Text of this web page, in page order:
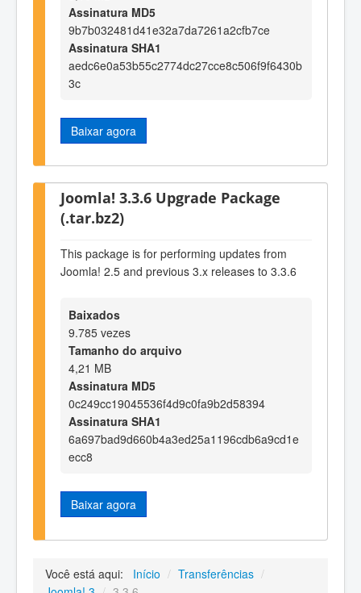
Assinatura MD5
9b7b032481d41e32a7da7261a2cfb7ce
Assinatura SHA1
aedc6e0a53b55c2774dc27cce8c506f9f6430b
3c
Baixar agora
Joomla! 3.3.6 Upgrade Package
(.tar.bz2)
This package is for performing updates from
Joomla! 2.5 and previous 3.x releases to 3.3.6
Baixados
9.785 vezes
Tamanho do arquivo
4,21 MB
Assinatura MD5
0c249cc19045536f4d9c0fa9b2d58394
Assinatura SHA1
6a697bad9d660b4a3ed25a1196cdb6a9cd1e
ecc8
Baixar agora
Você está aqui: Início / Transferências /